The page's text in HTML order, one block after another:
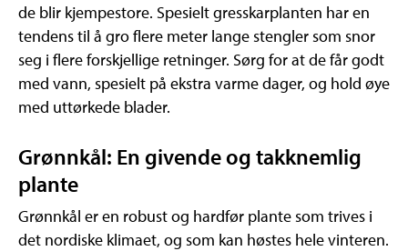
de blir kjempestore. Spesielt gresskarplanten har en
tendens til å gro flere meter lange stengler som snor
seg i flere forskjellige retninger. Sørg for at de får godt
med vann, spesielt på ekstra varme dager, og hold øye
med uttørkede blader.
Grønnkål: En givende og takknemlig
plante
Grønnkål er en robust og hardfør plante som trives i
det nordiske klimaet, og som kan høstes hele vinteren.